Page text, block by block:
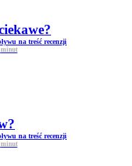
na treść recenzji
minut
na treść recenzji
minut